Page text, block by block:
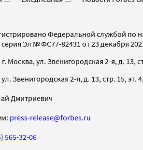
Федеральной службой по
Эл № ФС77-82431 от 23 декабря
Москва, ул. Звенигородская 2-я, д. 13,
Звенигородская 2-я, д. 13, стр. 15, эт.
Дмитриевич
press-release@forbes.ru
565-32-06